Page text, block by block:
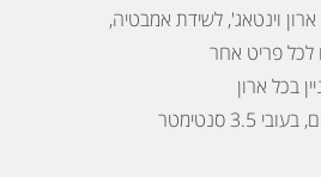
וינטאג', לשידת אמבטיה,
לכל פריט אחר
בכל ארון
סנטימטר